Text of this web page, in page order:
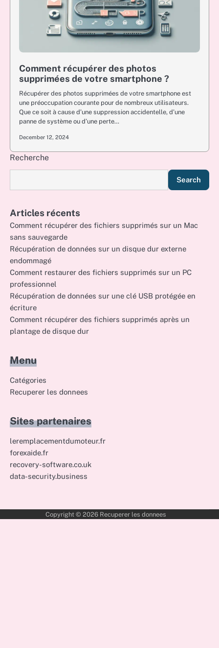
Comment récupérer des photos
supprimées de votre smartphone ?
Récupérer des photos supprimées de votre smartphone est
une préoccupation courante pour de nombreux utilisateurs.
Que ce soit à cause d’une suppression accidentelle, d’une
panne de système ou d’une perte…
December 12, 2024
Recherche
Search
Articles récents
Comment récupérer des fichiers supprimés sur un Mac
sans sauvegarde
Récupération de données sur un disque dur externe
endommagé
Comment restaurer des fichiers supprimés sur un PC
professionnel
Récupération de données sur une clé USB protégée en
écriture
Comment récupérer des fichiers supprimés après un
plantage de disque dur
Menu
Catégories
Recuperer les donnees
Sites partenaires
leremplacementdumoteur.fr
forexaide.fr
recovery-software.co.uk
data-security.business
Copyright © 2026 Recuperer les donnees